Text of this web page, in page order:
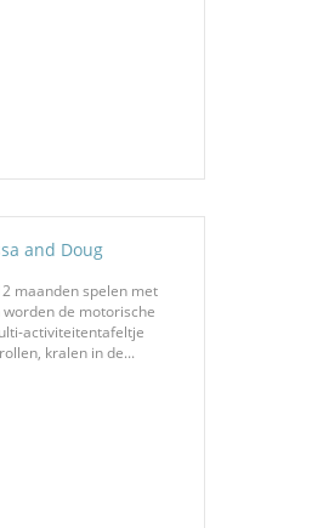
and Doug
maanden spelen met
de motorische
activiteitentafeltje
kralen in de...